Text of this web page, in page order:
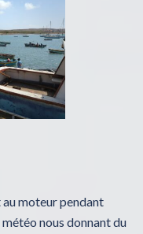
moteur pendant
nous donnant du